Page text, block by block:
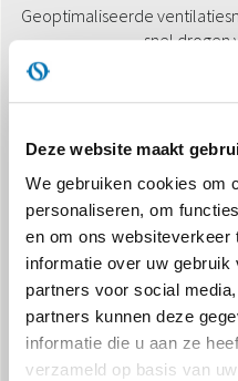
Deze website maakt
We gebruiken cookies om
personaliseren, om
en om ons websiteverkeer
informatie over uw
partners voor social
partners kunnen deze
informatie die u aan ze
verzameld op basis van
Geoptimaliseerde
snel drogen
TOT